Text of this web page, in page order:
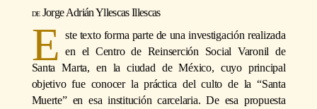
Jorge Adrián Yllescas Illescas
E
ste texto forma parte de una investigación realizada
en el Centro de Reinserción Social Varonil de
Santa Marta, en la ciudad de México, cuyo principal
objetivo fue conocer la práctica del culto de la “Santa
Muerte” en esa institución carcelaria. De esa propuesta